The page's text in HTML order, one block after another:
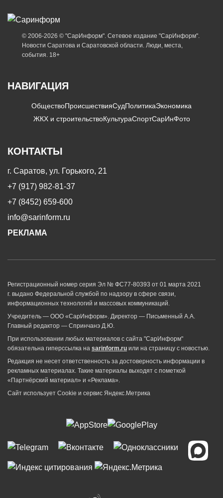
© 2006-2026 © "СарИнформ". Сетевое издание "СарИнформ".
Новости Саратова и Саратовской области. Люди, места,
события. 18+
НАВИГАЦИЯ
ОбществоПроисшествияСудПолитикаЭкономика
ЖКХ и строительствоКультураСпортСарИнФото
КОНТАКТЫ
г. Саратов, ул. Горького, 21
+7 (917) 982-81-37
+7 (8452) 659-600
info@sarinform.ru
РЕКЛАМА
Регистрационный номер серия Эл № ФС77-80393 от 01 марта 2021
г. выдано Федеральной службой по надзору в сфере связи,
информационных технологий и массовых коммуникаций.
Учредитель — ООО «СарИнформ». Директор — Письменный А.А.
Главный редактор — Спринчанэ Д.Ю.
При использовании любых материалов с сайта "СарИнформ"
обязательна гиперссылка на sarinform.ru или на страницу с новостью.
Редакция не несет ответственность за достоверность информации в
рекламных материалах. Такие материалы выходят с пометкой
«Партнёрский материал» и «Реклама».
Сайт использует Cookie и сервиc Яндекс.Метрика